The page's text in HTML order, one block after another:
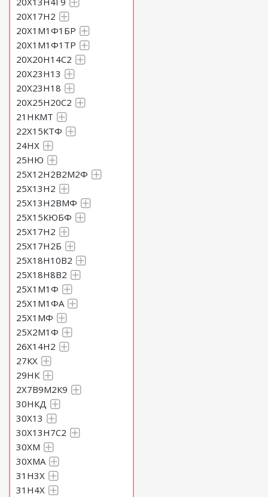
20Х17Н2
20Х1М1Ф1БР
20Х1М1Ф1ТР
20Х20Н14С2
20Х23Н13
20Х23Н18
20Х25Н20С2
21НКМТ
22Х15КТФ
24НХ
25НЮ
25Х12Н2В2М2Ф
25Х13Н2
25Х13Н2ВМФ
25Х15КЮБФ
25Х17Н2
25Х17Н2Б
25Х18Н10В2
25Х18Н8В2
25Х1М1Ф
25Х1М1ФА
25Х1МФ
25Х2М1Ф
26Х14Н2
27КХ
29НК
2Х7В9М2К9
30НКД
30Х13
30Х13Н7С2
30ХМ
30ХМА
31Н3Х
31Н4Х